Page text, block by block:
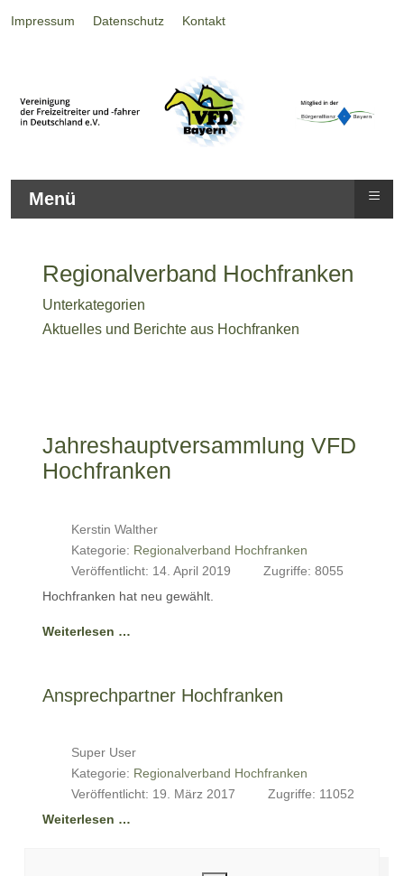
Impressum Datenschutz Kontakt
Menü ≡
Regionalverband Hochfranken
Unterkategorien
Aktuelles und Berichte aus Hochfranken
Jahreshauptversammlung VFD
Hochfranken
Kerstin Walther
Kategorie: Regionalverband Hochfranken
Veröffentlicht: 14. April 2019
Zugriffe: 8055
Hochfranken hat neu gewählt.
Weiterlesen …
Ansprechpartner Hochfranken
Super User
Kategorie: Regionalverband Hochfranken
Veröffentlicht: 19. März 2017
Zugriffe: 11052
Weiterlesen …